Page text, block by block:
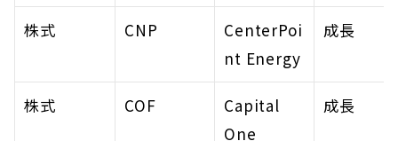
株式 CNP
CenterPoi
nt Energy
成長
株式 COF
Capital
One
成長